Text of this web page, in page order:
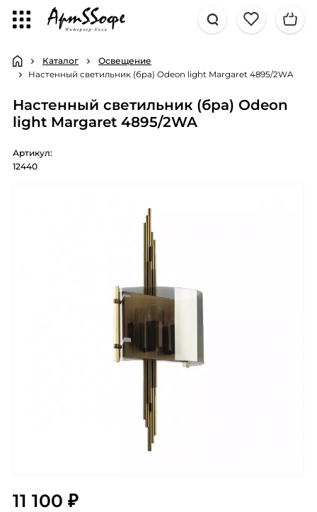
Каталог Освещение
Настенный светильник (бра) Odeon light Margaret 4895/2WA
Настенный светильник (бра) Odeon
light Margaret 4895/2WA
Артикул:
12440
11 100 ₽